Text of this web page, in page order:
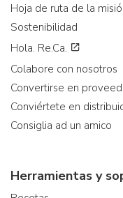
Hoja de ruta de la
Sostenibilidad
Hola. Re.Ca.
Colabore con nosotros
Convertirse en
Conviértete en
Consiglia ad un amico
Herramientas y